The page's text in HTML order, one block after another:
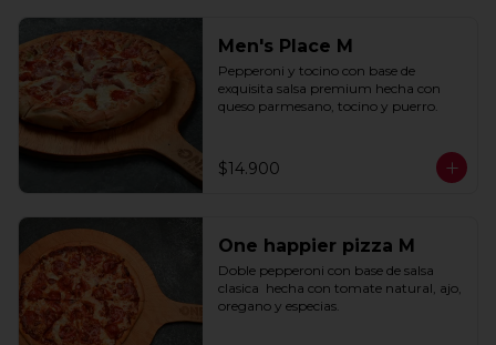
Men's Place M
Pepperoni y tocino con base de
exquisita salsa premium hecha con
queso parmesano, tocino y puerro.
$14.900
One happier pizza M
Doble pepperoni con base de salsa
clasica  hecha con tomate natural, ajo,
oregano y especias.